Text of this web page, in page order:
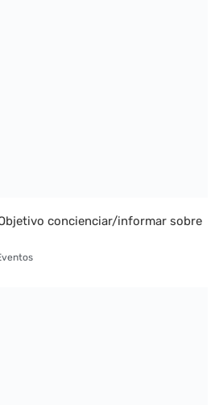
concienciar/informar sobre